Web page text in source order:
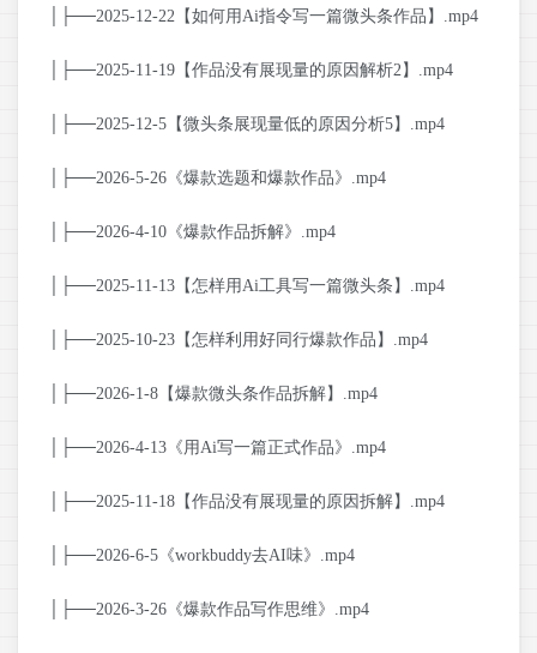
│├──2025-12-22【如何用Ai指令写一篇微头条作品】.mp4
│├──2025-11-19【作品没有展现量的原因解析2】.mp4
│├──2025-12-5【微头条展现量低的原因分析5】.mp4
│├──2026-5-26《爆款选题和爆款作品》.mp4
│├──2026-4-10《爆款作品拆解》.mp4
│├──2025-11-13【怎样用Ai工具写一篇微头条】.mp4
│├──2025-10-23【怎样利用好同行爆款作品】.mp4
│├──2026-1-8【爆款微头条作品拆解】.mp4
│├──2026-4-13《用Ai写一篇正式作品》.mp4
│├──2025-11-18【作品没有展现量的原因拆解】.mp4
│├──2026-6-5《workbuddy去AI味》.mp4
│├──2026-3-26《爆款作品写作思维》.mp4